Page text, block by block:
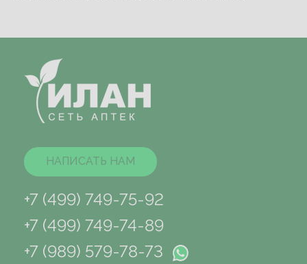
НАПИСАТЬ НАМ
+7 (499) 749-75-92
+7 (499) 749-74-89
+7 (989) 579-78-73